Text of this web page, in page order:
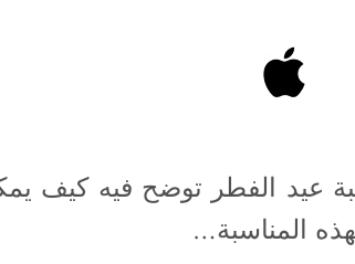
عيد الفطر توضح فيه كيف
المناسبة…